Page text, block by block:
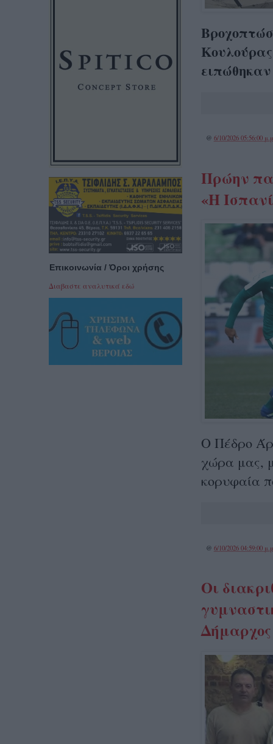
ειπώθηκαν
@ 6/10/2026 05:56:00
Πρώην
«Η
Ο Πέδρο
χώρα μας,
κορυφαία
@ 6/10/2026 04:59:00
Οι
Δήμαρχος
Επικοινωνία / Όροι χρήσης
Διαβαστε αναλυτικά εδώ